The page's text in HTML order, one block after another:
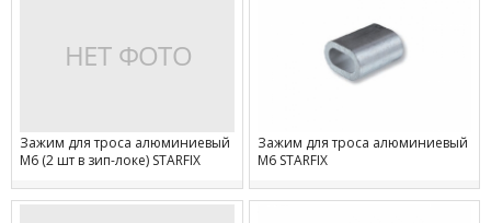
Зажим для троса алюминиевый
М6 (2 шт в зип-локе) STARFIX
Зажим для троса алюминиевый
М6 STARFIX